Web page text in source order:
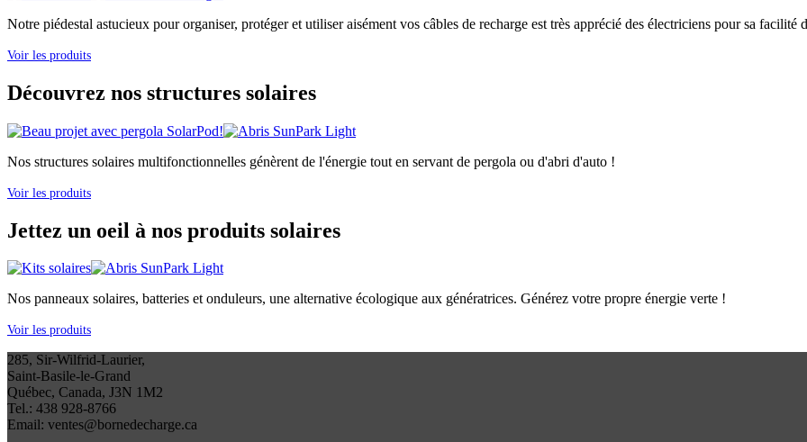
Notre piédestal astucieux pour organiser, protéger et utiliser aisément vos câbles de recharge est très apprécié des électriciens pour sa facilité
Voir les produits
Découvrez nos structures solaires
Nos structures solaires multifonctionnelles génèrent de l'énergie tout en servant de pergola ou d'abri d'auto !
Voir les produits
Jettez un oeil à nos produits solaires
Nos panneaux solaires, batteries et onduleurs, une alternative écologique aux génératrices. Générez votre propre énergie verte !
Voir les produits
285, Sir-Wilfrid-Laurier,
Saint-Basile-le-Grand
Québec, Canada, J3N 1M2
Tel.: 438 928-8766
Email: ventes@bornedecharge.ca